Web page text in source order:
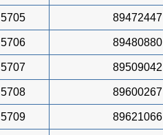
5705 89472447
5706 89480880
5707 89509042
5708 89600267
5709 89621066